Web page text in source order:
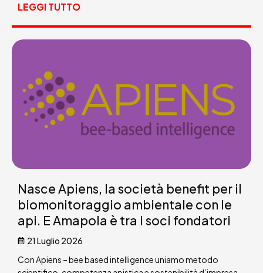
LEGGI TUTTO
Nasce Apiens, la società benefit per il
biomonitoraggio ambientale con le
api. E Amapola è tra i soci fondatori
21 Luglio 2026
Con Apiens – bee based intelligence uniamo metodo